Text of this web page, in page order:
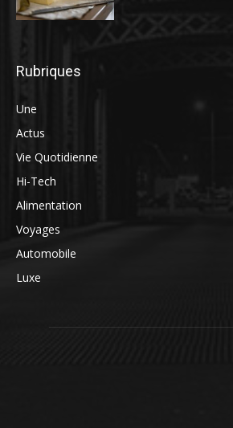
Rubriques
Une
Actus
Vie Quotidienne
Hi-Tech
Alimentation
Voyages
Automobile
Luxe